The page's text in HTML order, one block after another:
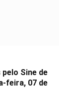
Sine de
feira, 07 de